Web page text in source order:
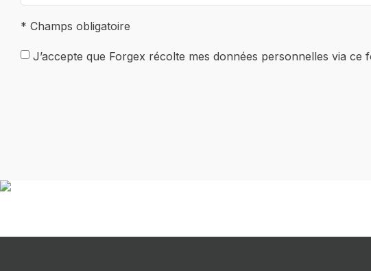
* Champs obligatoire
J’accepte que Forgex récolte mes données personnelles via